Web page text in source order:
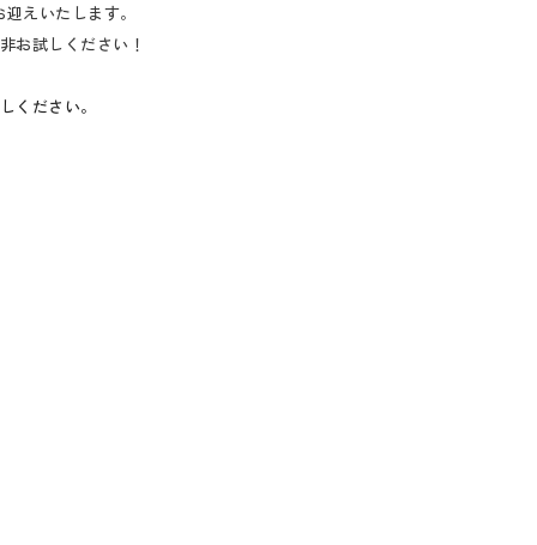
えいたします。
お試しください！
ください。